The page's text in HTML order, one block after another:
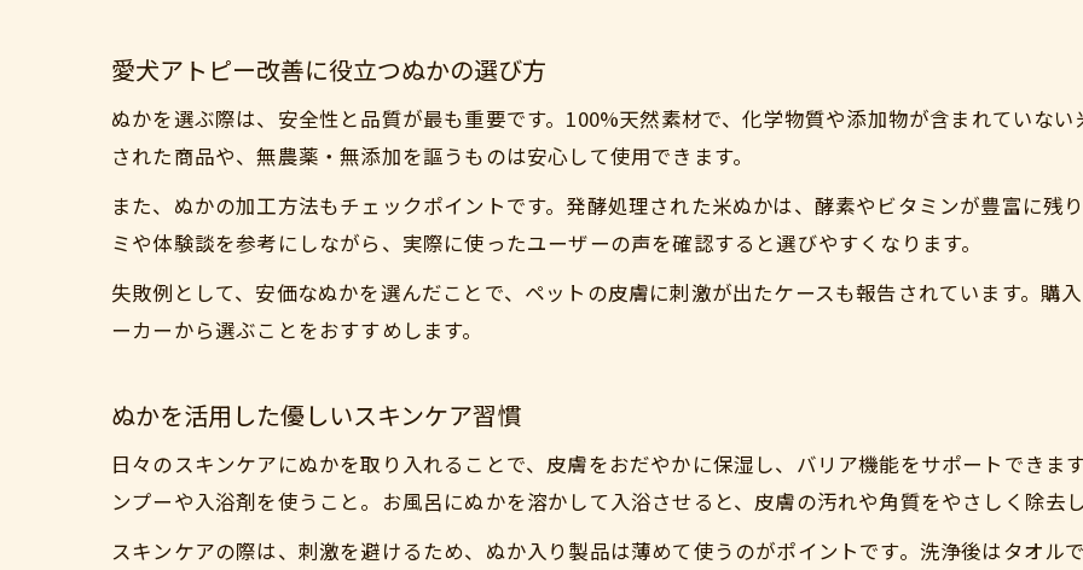
ぬかと一緒に摂りたい健康食材の選び方
食物アレルギーとぬかの関係性を考察
かゆみ緩和を叶える自然派ケアのヒント
ぬか活用で犬のかゆみを改善するコツ
自然派ケアにぬかを取り入れる利点
愛犬アトピー改善に役立つぬかの選び方
ぬかを選ぶ際は、安全性と品質が最も重要です。100%天然素材で、化学物質や添加物が含まれていな
された商品や、無農薬・無添加を謳うものは安心して使用できます。
また、ぬかの加工方法もチェックポイントです。発酵処理された米ぬかは、酵素やビタミンが豊富に残
ミや体験談を参考にしながら、実際に使ったユーザーの声を確認すると選びやすくなります。
失敗例として、安価なぬかを選んだことで、ペットの皮膚に刺激が出たケースも報告されています。購
ーカーから選ぶことをおすすめします。
ぬかを活用した優しいスキンケア習慣
日々のスキンケアにぬかを取り入れることで、皮膚をおだやかに保湿し、バリア機能をサポートできま
ンプーや入浴剤を使うこと。お風呂にぬかを溶かして入浴させると、皮膚の汚れや角質をやさしく除去
スキンケアの際は、刺激を避けるため、ぬか入り製品は薄めて使うのがポイントです。洗浄後はタオル